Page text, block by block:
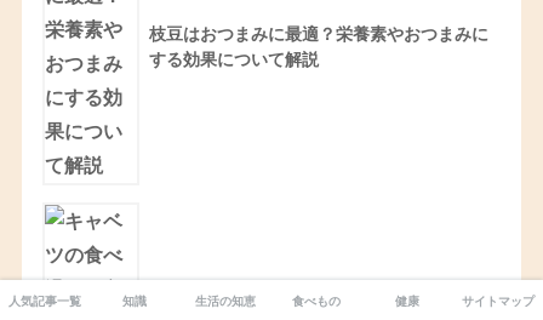
枝豆はおつまみに最適？栄養素やおつまみに
する効果について解説
人気記事一覧 知識 生活の知恵 食べもの 健康 サイトマップ